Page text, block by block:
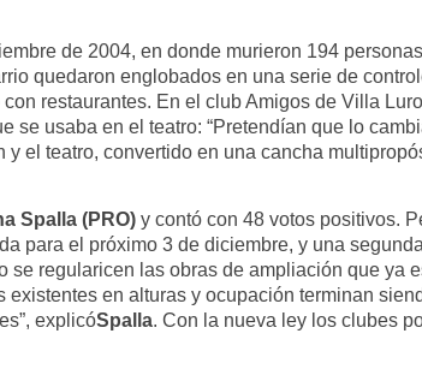
de 2004, en donde murieron 194
quedaron englobados en una serie de
restaurantes. En el club Amigos de Villa
se usaba en el teatro: “Pretendían que lo
el teatro, convertido en una cancha
Spalla (PRO) y contó con 48 votos positivos.
para el próximo 3 de diciembre, y una
se regularicen las obras de ampliación que ya
en alturas y ocupación terminan
explicóSpalla. Con la nueva ley los clubes